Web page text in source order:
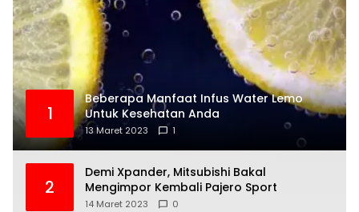
1
Beberapa Manfaat Infus Water Lemo
Untuk Kesehatan Anda
13 Maret 2023 1
2
Demi Xpander, Mitsubishi Bakal
Mengimpor Kembali Pajero Sport
14 Maret 2023 0